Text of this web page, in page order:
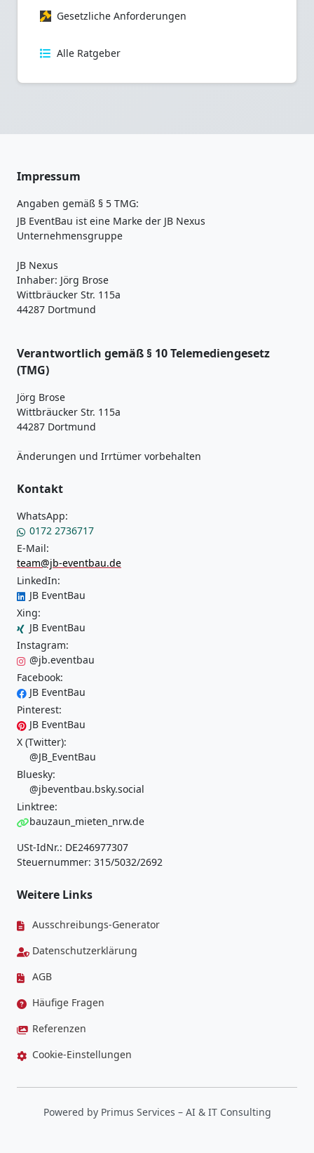
Gesetzliche Anforderungen
Alle Ratgeber
Impressum
Angaben gemäß § 5 TMG:
JB EventBau ist eine Marke der JB Nexus
Unternehmensgruppe
JB Nexus
Inhaber: Jörg Brose
Wittbräucker Str. 115a
44287 Dortmund
Verantwortlich gemäß § 10 Telemediengesetz
(TMG)
Jörg Brose
Wittbräucker Str. 115a
44287 Dortmund
Änderungen und Irrtümer vorbehalten
Kontakt
WhatsApp:
0172 2736717
E-Mail:
team@jb-eventbau.de
LinkedIn:
JB EventBau
Xing:
JB EventBau
Instagram:
@jb.eventbau
Facebook:
JB EventBau
Pinterest:
JB EventBau
X (Twitter):
@JB_EventBau
Bluesky:
@jbeventbau.bsky.social
Linktree:
bauzaun_mieten_nrw.de
USt-IdNr.: DE246977307
Steuernummer: 315/5032/2692
Weitere Links
Ausschreibungs-Generator
Datenschutzerklärung
AGB
Häufige Fragen
Referenzen
Cookie-Einstellungen
Powered by Primus Services – AI & IT Consulting